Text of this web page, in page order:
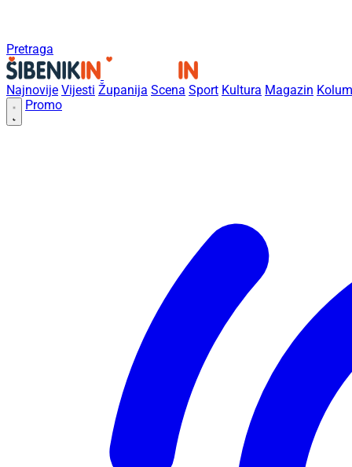
Pretraga
Najnovije Vijesti Županija Scena Sport Kultura Magazin
Promo